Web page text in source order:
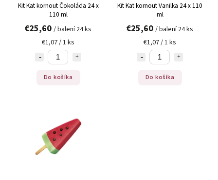
Kit Kat kornout Čokoláda 24 x
110 ml
€25,60 / balení 24 ks
€1,07 / 1 ks
Do košíka
Kit Kat kornout Vanilka 24 x 110
ml
€25,60 / balení 24 ks
€1,07 / 1 ks
Do košíka